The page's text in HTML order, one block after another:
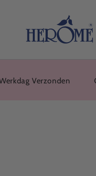
Verzonden